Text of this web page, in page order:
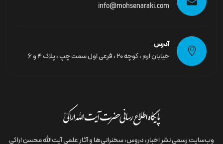
info@mohsenaraki.com
آدرس
خیابان ارم ، کوچه ۲۰ ، فرعی اول سمت چپ ، پلاک ۴ و ۶
وب‌سایت رسمى نشر اخبار، دروس، سخنرانی‌ها و آثار علمی آیت‌الله محسن اراکی